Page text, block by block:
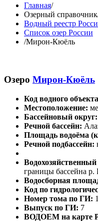
Главная/
Озерный справочник
Водный реестр
Список озер России
/Мирон-Кюёль
Озеро Мирон-Кюёль
Код водного
Местоположение:
Бассейновый округ:
Речной бассейн:
Площадь водоёма
Речной подбассейн:
Водохозяйственный
границы бассейна р.
Водосборная
Код по
Номер тома по ГИ:
Выпуск по ГИ: 7
ВОДОЕМ на карте